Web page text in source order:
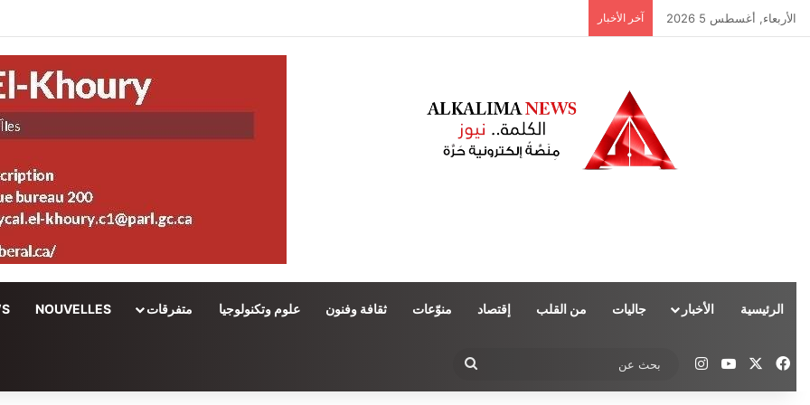
الأربعاء, أغسطس 5 2026 آخر الأخبار
الرئيسية الأخبار جاليات من القلب إقتصاد منوّعات ثقافة وفنون علوم وتكنولوجيا متفرقات NOUVELLES
فيسبوك ‫YouTubeانستقرام
عن